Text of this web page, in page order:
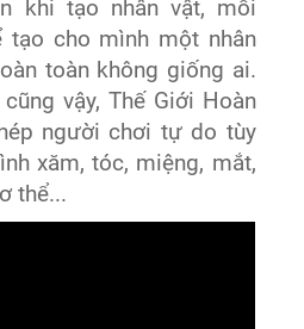
khi tạo nhân vật, mỗi
tạo cho mình một nhân
toàn không giống ai.
vậy, Thế Giới Hoàn
người chơi tự do tùy
xăm, tóc, miệng, mắt,
thể...